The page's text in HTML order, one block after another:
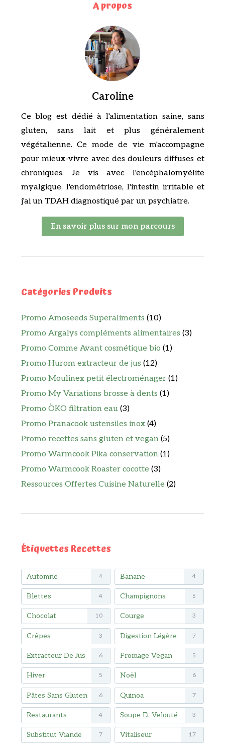
A propos
Caroline
Ce blog est dédié à l'alimentation saine, sans
gluten, sans lait et plus généralement
végétalienne. Ce mode de vie m'accompagne
pour mieux-vivre avec des douleurs diffuses et
chroniques. Je vis avec l'encéphalomyélite
myalgique, l'endométriose, l'intestin irritable et
j'ai un TDAH diagnostiqué par un psychiatre.
En savoir plus sur mon parcours
Catégories Produits
Promo Amoseeds Superaliments (10)
Promo Argalys compléments alimentaires (3)
Promo Comme Avant cosmétique bio (1)
Promo Hurom extracteur de jus (12)
Promo Moulinex petit électroménager (1)
Promo My Variations brosse à dents (1)
Promo ÖKO filtration eau (3)
Promo Pranacook ustensiles inox (4)
Promo recettes sans gluten et vegan (5)
Promo Warmcook Pika conservation (1)
Promo Warmcook Roaster cocotte (3)
Ressources Offertes Cuisine Naturelle (2)
Étiquettes Recettes
Automne 4 Banane 4
Blettes 4 Champignons 5
Chocolat 10 Courge 3
Crêpes 3 Digestion Légère 7
Extracteur De Jus 6 Fromage Vegan 5
Hiver 5 Noël 6
Pâtes Sans Gluten 6 Quinoa 7
Restaurants 4 Soupe Et Velouté 3
Substitut Viande 7 Vitaliseur 17